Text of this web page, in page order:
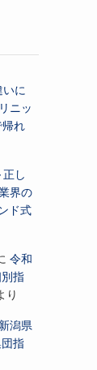
いに
ニッ
帰れ
し
界の
ド式
令和
指
り
潟県
指